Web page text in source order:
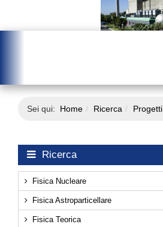
Sei qui: Home Ricerca Progetti
Ricerca
Fisica Nucleare
Fisica Astroparticellare
Fisica Teorica